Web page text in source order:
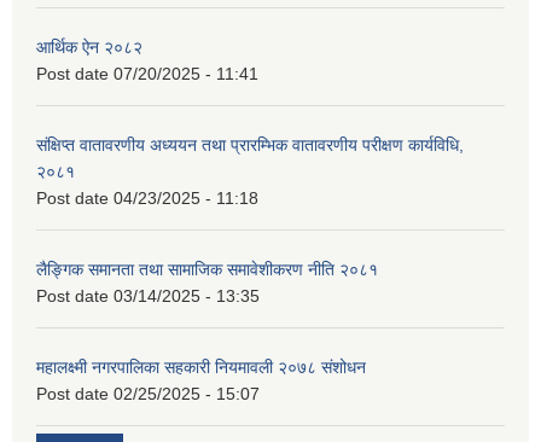
आर्थिक ऐन २०८२
Post date 07/20/2025 - 11:41
संक्षिप्त वातावरणीय अध्ययन तथा प्रारम्भिक वातावरणीय परीक्षण कार्यविधि,
२०८१
Post date 04/23/2025 - 11:18
लैङ्गिक समानता तथा सामाजिक समावेशीकरण नीति २०८१
Post date 03/14/2025 - 13:35
महालक्ष्मी नगरपालिका सहकारी नियमावली २०७८ संशोधन
Post date 02/25/2025 - 15:07